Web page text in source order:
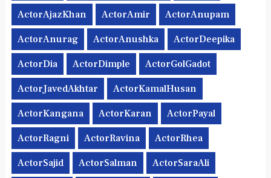
ActorAjazKhan ActorAmir ActorAnupam
ActorAnurag ActorAnushka ActorDeepika
ActorDia ActorDimple ActorGolGadot
ActorJavedAkhtar ActorKamalHusan
ActorKangana ActorKaran ActorPayal
ActorRagni ActorRavina ActorRhea
ActorSajid ActorSalman ActorSaraAli